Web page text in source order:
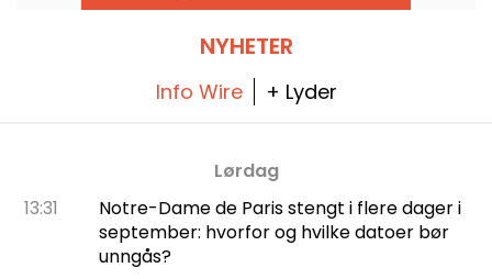
NYHETER
Info Wire + Lyder
Lørdag
13:31
Notre-Dame de Paris stengt i flere dager i
september: hvorfor og hvilke datoer bør
unngås?